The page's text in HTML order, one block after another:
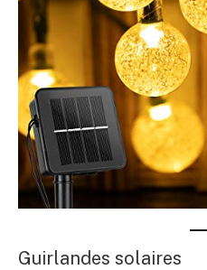
Guirlandes solaires